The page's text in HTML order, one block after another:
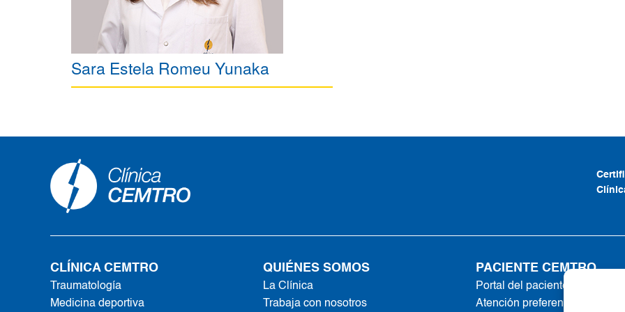
Sara Estela Romeu Yunaka
CLÍNICA CEMTRO
Traumatología
Medicina deportiva
QUIÉNES SOMOS
La Clínica
Trabaja con nosotros
PACIENTE CEMTRO
Portal del paciente
Atención preferente